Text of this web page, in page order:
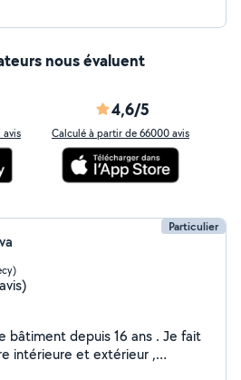
nous évaluent
avis
4,6/5
Calculé à partir de 66000 avis
Particulier
bâtiment depuis 16 ans . Je fait
intérieure et extérieur ,